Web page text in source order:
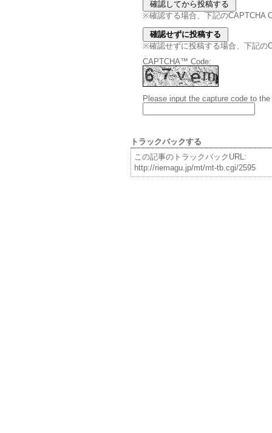
※確認する場合、下記のCAPTCHA
※確認せずに投稿する場合、下記の
CAPTCHA™ Code:
Please input the capture code to
トラックバックする
この記事のトラックバックURL:
http://riemagu.jp/mt/mt-tb.cgi/2595